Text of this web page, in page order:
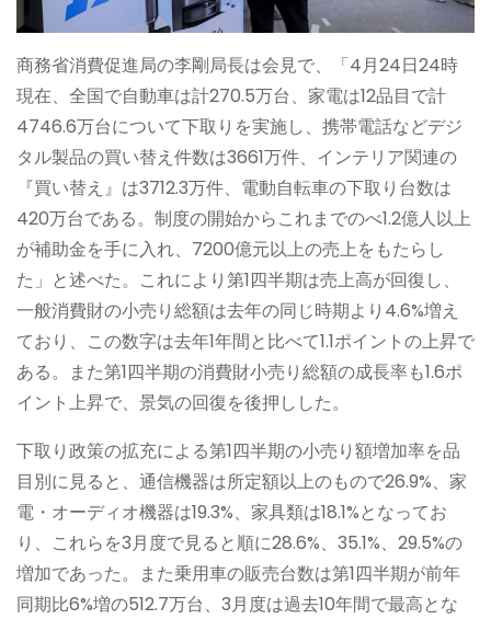
商務省消費促進局の李剛局長は会見で、「4月24日24時
現在、全国で自動車は計270.5万台、家電は12品目で計
4746.6万台について下取りを実施し、携帯電話などデジ
タル製品の買い替え件数は3661万件、インテリア関連の
『買い替え』は3712.3万件、電動自転車の下取り台数は
420万台である。制度の開始からこれまでのべ1.2億人以上
が補助金を手に入れ、7200億元以上の売上をもたらし
た」と述べた。これにより第1四半期は売上高が回復し、
一般消費財の小売り総額は去年の同じ時期より4.6%増え
ており、この数字は去年1年間と比べて1.1ポイントの上昇で
ある。また第1四半期の消費財小売り総額の成長率も1.6ポ
イント上昇で、景気の回復を後押しした。
下取り政策の拡充による第1四半期の小売り額増加率を品
目別に見ると、通信機器は所定額以上のもので26.9%、家
電・オーディオ機器は19.3%、家具類は18.1%となってお
り、これらを3月度で見ると順に28.6%、35.1%、29.5%の
増加であった。また乗用車の販売台数は第1四半期が前年
同期比6%増の512.7万台、3月度は過去10年間で最高とな